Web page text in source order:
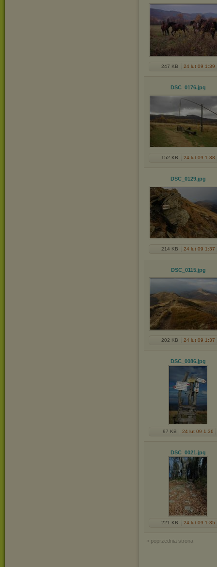
247 KB 24 lut 09 1:39
DSC_0176.jpg
152 KB 24 lut 09 1:38
DSC_0129.jpg
214 KB 24 lut 09 1:37
DSC_0115.jpg
202 KB 24 lut 09 1:37
DSC_0086.jpg
97 KB 24 lut 09 1:36
DSC_0021.jpg
221 KB 24 lut 09 1:35
« poprzednia strona